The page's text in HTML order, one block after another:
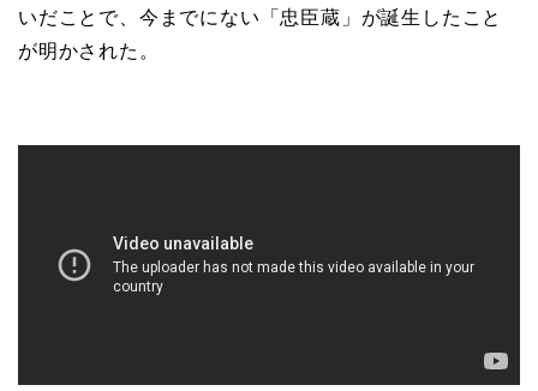
いだことで、今までにない「忠臣蔵」が誕生したこと
が明かされた。